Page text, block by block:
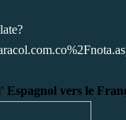
vers le